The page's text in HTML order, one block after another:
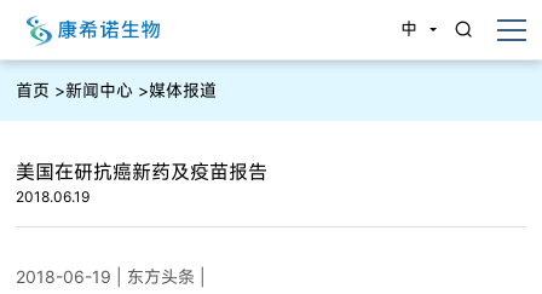
中
首页 >新闻中心 >媒体报道
美国在研抗癌新药及疫苗报告
2018.06.19
2018-06-19 | 东方头条 |